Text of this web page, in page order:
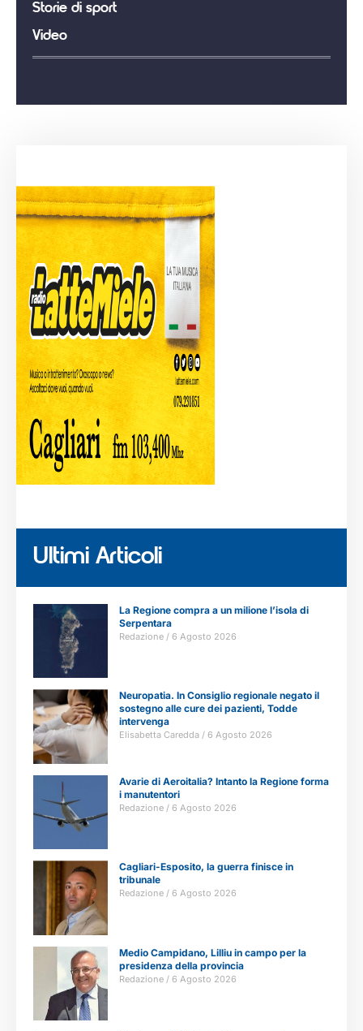
Storie di sport
Video
Ultimi Articoli
La Regione compra a un milione l’isola di
Serpentara
Redazione 6 Agosto 2026
Neuropatia. In Consiglio regionale negato il
sostegno alle cure dei pazienti, Todde
intervenga
Elisabetta Caredda 6 Agosto 2026
Avarie di Aeroitalia? Intanto la Regione forma
i manutentori
Redazione 6 Agosto 2026
Cagliari-Esposito, la guerra finisce in
tribunale
Redazione 6 Agosto 2026
Medio Campidano, Lilliu in campo per la
presidenza della provincia
Redazione 6 Agosto 2026